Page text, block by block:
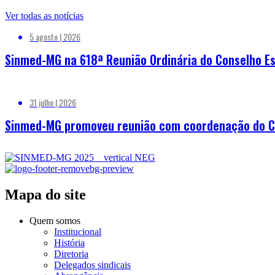
Ver todas as notícias
5 agosto | 2026
Sinmed-MG na 618ª Reunião Ordinária do Conselho
31 julho | 2026
Sinmed-MG promoveu reunião com coordenação
Mapa do site
Quem somos
Institucional
História
Diretoria
Delegados sindicais